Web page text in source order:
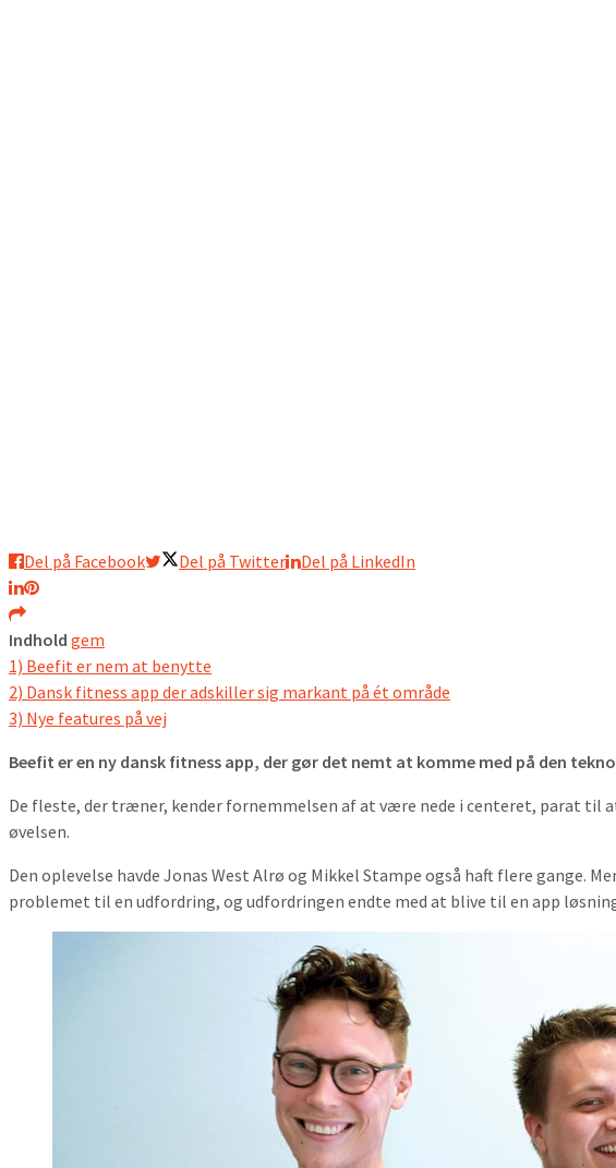
Del på Facebook Del på Twitter Del på LinkedIn
Indhold gem
1) Beefit er nem at benytte
2) Dansk fitness app der adskiller sig markant på ét område
3) Nye features på vej
Beefit er en ny dansk fitness app, der gør det nemt at komme med på den
De fleste, der træner, kender fornemmel­sen af at være nede i centeret, parat til
øvelsen.
Den oplevelse havde Jonas West Alrø og Mikkel Stampe også haft flere gange.
problemet til en udfordring, og udfordringen endte med at blive til en app